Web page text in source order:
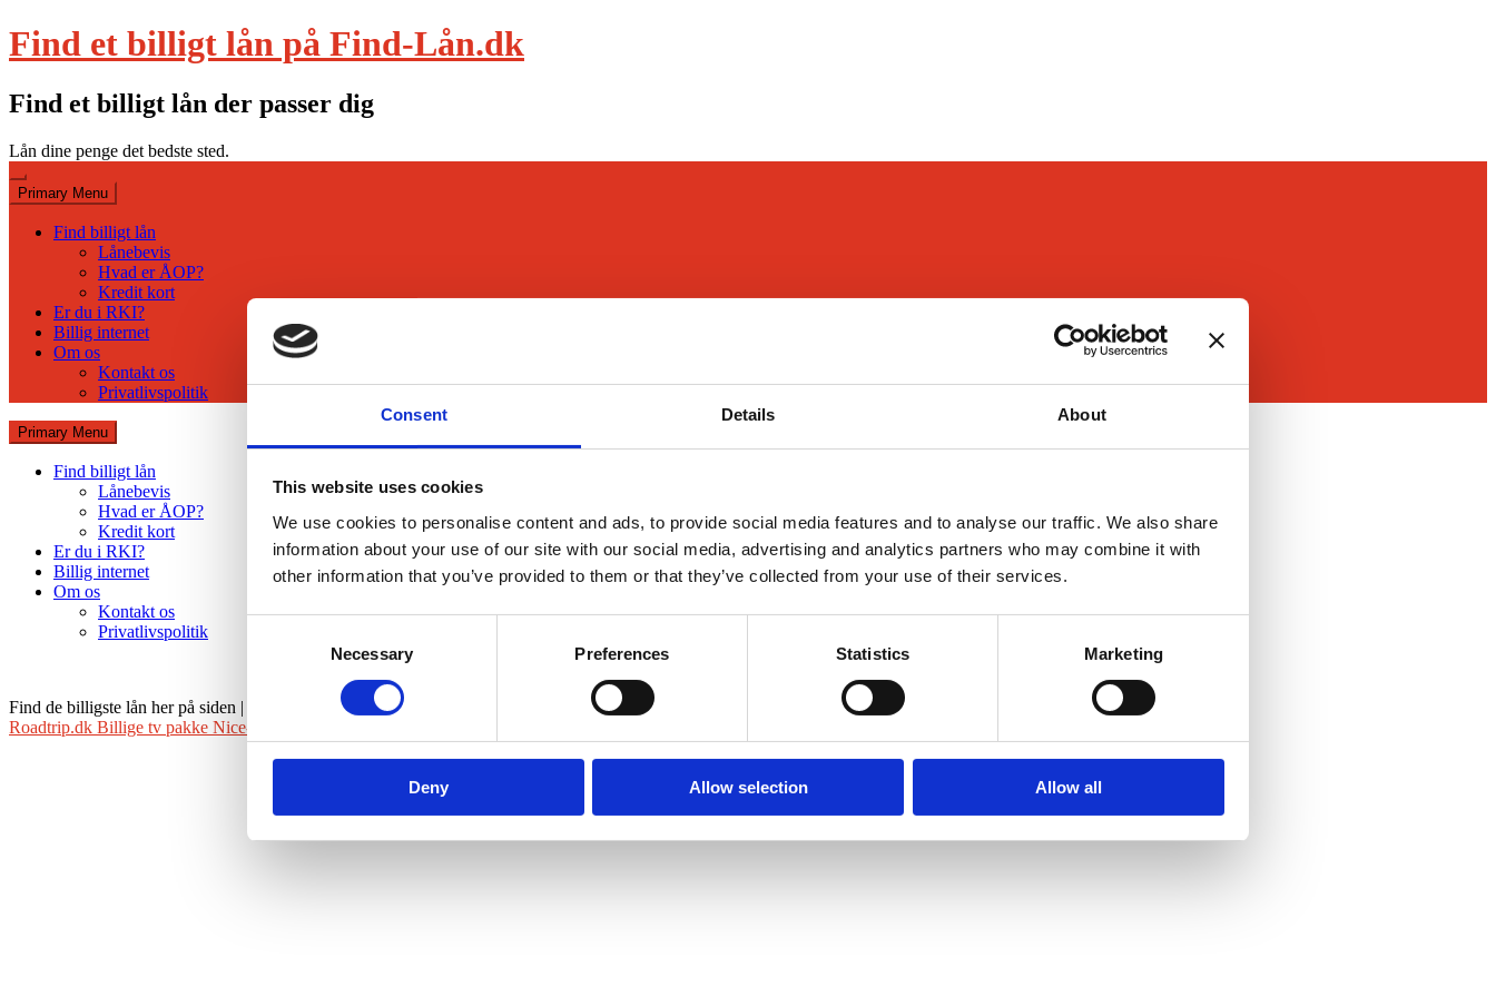
Consent Details About
This website uses cookies
We use cookies to personalise content and ads, to provide social media features and to analyse our traffic. We also share
information about your use of our site with our social media, advertising and analytics partners who may combine it with
other information that you’ve provided to them or that they’ve collected from your use of their services.
Necessary Preferences Statistics Marketing
Deny Allow selection Allow all
Skip
to
Find et billigt lån på Find-Lån.dk
Find et billigt lån der passer dig
Lån dine penge det bedste sted.
Primary Menu
Find billigt lån
Lånebevis
Hvad er ÅOP?
Kredit kort
Er du i RKI?
Billig internet
Om os
Kontakt os
Privatlivspolitik
Primary Menu
Find billigt lån
Lånebevis
Hvad er ÅOP?
Kredit kort
Er du i RKI?
Billig internet
Om os
Kontakt os
Privatlivspolitik
Find de billigste lån her på siden | WordPress Theme:AccessPress Basic
Roadtrip.dk Billige tv pakke Nice-laan.com